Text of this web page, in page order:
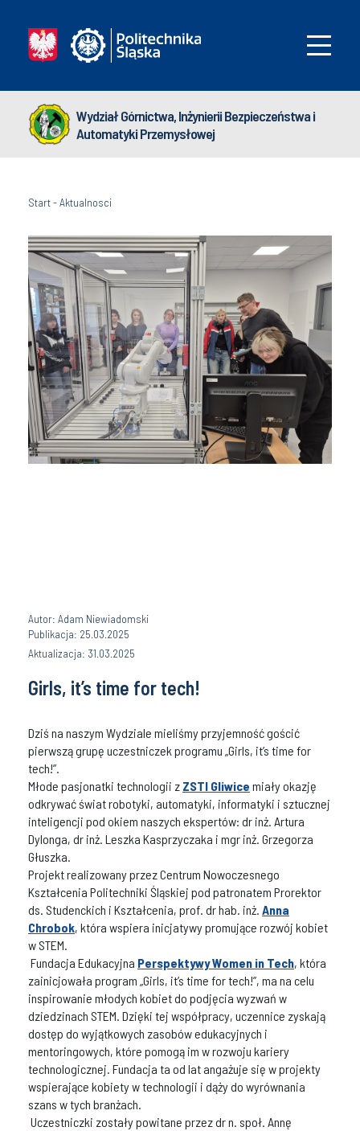
Wydział Górnictwa, Inżynierii Bezpieczeństwa i
Automatyki Przemysłowej
Start-Aktualnosci
Autor: Adam Niewiadomski
Publikacja: 25.03.2025
Aktualizacja: 31.03.2025
Girls, it’s time for tech!
Dziś na naszym Wydziale mieliśmy przyjemność gościć
pierwszą grupę uczestniczek programu „Girls, it’s time for
tech!”.
Młode pasjonatki technologii z ZSTI Gliwice miały okazję
odkrywać świat robotyki, automatyki, informatyki i sztucznej
inteligencji pod okiem naszych ekspertów: dr inż. Artura
Dylonga, dr inż. Leszka Kasprzyczaka i mgr inż. Grzegorza
Głuszka.
Projekt realizowany przez Centrum Nowoczesnego
Kształcenia Politechniki Śląskiej pod patronatem Prorektor
ds. Studenckich i Kształcenia, prof. dr hab. inż. Anna
Chrobok, która wspiera inicjatywy promujące rozwój kobiet
w STEM.
Fundacja Edukacyjna Perspektywy Women in Tech, która
zainicjowała program „Girls, it’s time for tech!”, ma na celu
inspirowanie młodych kobiet do podjęcia wyzwań w
dziedzinach STEM. Dzięki tej współpracy, uczennice zyskają
dostęp do wyjątkowych zasobów edukacyjnych i
mentoringowych, które pomogą im w rozwoju kariery
technologicznej. Fundacja ta od lat angażuje się w projekty
wspierające kobiety w technologii i dąży do wyrównania
szans w tych branżach.
Uczestniczki zostały powitane przez dr n. społ. Annę